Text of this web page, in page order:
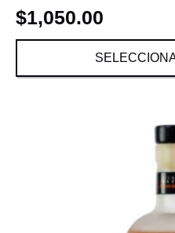
$1,050.00